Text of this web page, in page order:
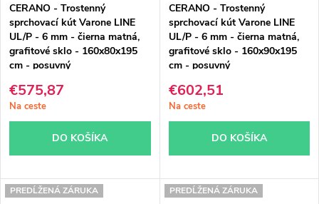
CERANO - Trostenný
sprchovací kút Varone LINE
UL/P - 6 mm - čierna matná,
grafitové sklo - 160x80x195
cm - posuvný
€575,87
Na ceste
DO KOŠÍKA
CERANO - Trostenný
sprchovací kút Varone LINE
UL/P - 6 mm - čierna matná,
grafitové sklo - 160x90x195
cm - posuvný
€602,51
Na ceste
DO KOŠÍKA
PREDĹŽENÁ ZÁRUKA PREDĹŽENÁ ZÁRUKA